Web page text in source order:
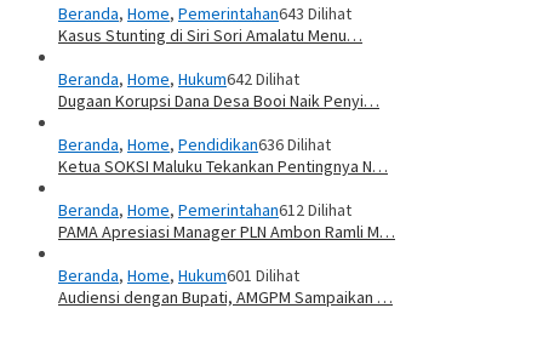
Beranda, Home, Pemerintahan643 Dilihat
Kasus Stunting di Siri Sori Amalatu Menu…
Beranda, Home, Hukum642 Dilihat
Dugaan Korupsi Dana Desa Booi Naik Penyi…
Beranda, Home, Pendidikan636 Dilihat
Ketua SOKSI Maluku Tekankan Pentingnya N…
Beranda, Home, Pemerintahan612 Dilihat
PAMA Apresiasi Manager PLN Ambon Ramli M…
Beranda, Home, Hukum601 Dilihat
Audiensi dengan Bupati, AMGPM Sampaikan …